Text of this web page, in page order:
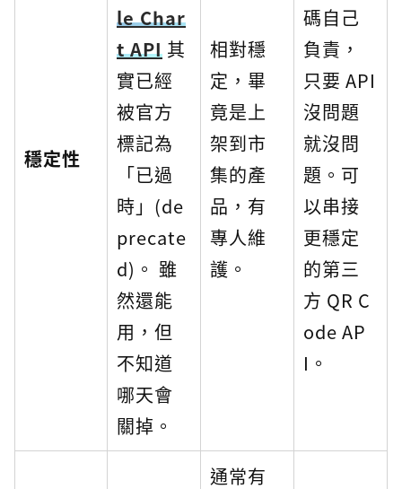
穩定性
le Char
t API 其
實已經
被官方
標記為
「已過
時」(de
precate
d)。 雖
然還能
用，但
不知道
哪天會
關掉。
相對穩
定，畢
竟是上
架到市
集的產
品，有
專人維
護。
碼自己
負責，
只要 API
沒問題
就沒問
題。可
以串接
更穩定
的第三
方 QR C
ode AP
I。
通常有